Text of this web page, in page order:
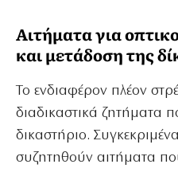
Αιτήματα για
και μετάδοση της
Το ενδιαφέρον πλέον
διαδικαστικά ζητήματα
δικαστήριο.
συζητηθούν αιτήματα